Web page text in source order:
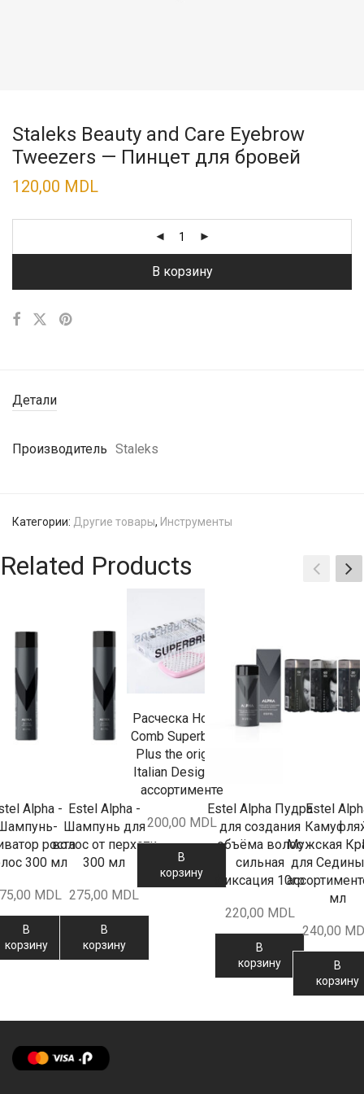
Staleks Beauty and Care Eyebrow
Tweezers — Пинцет для бровей
120,00 MDL
В корзину
Детали
Производитель Staleks
Категории: Другие товары, Инструменты
Related Products
Alpha -
роста
300 мл
MDL
В
корзину
Estel Alpha -
Шампунь для
волос от перхоти
300 мл
275,00 MDL
В
корзину
Расческа Hollow
Comb Superbrush
Plus the original
Italian Design - в
ассортименте
200,00 MDL
В
корзину
Estel Alpha Пудра
для создания
объёма волос
сильная
фиксация 10гр
220,00 MDL
В
корзину
Estel
Мужская
для
мл
240,00
В
корзину